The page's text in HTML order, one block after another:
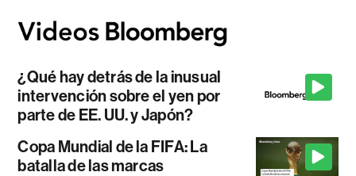
¿Qué hay detrás de la inusual
intervención sobre el yen por
parte de EE. UU. y Japón?
Copa Mundial de la FIFA: La
batalla de las marcas